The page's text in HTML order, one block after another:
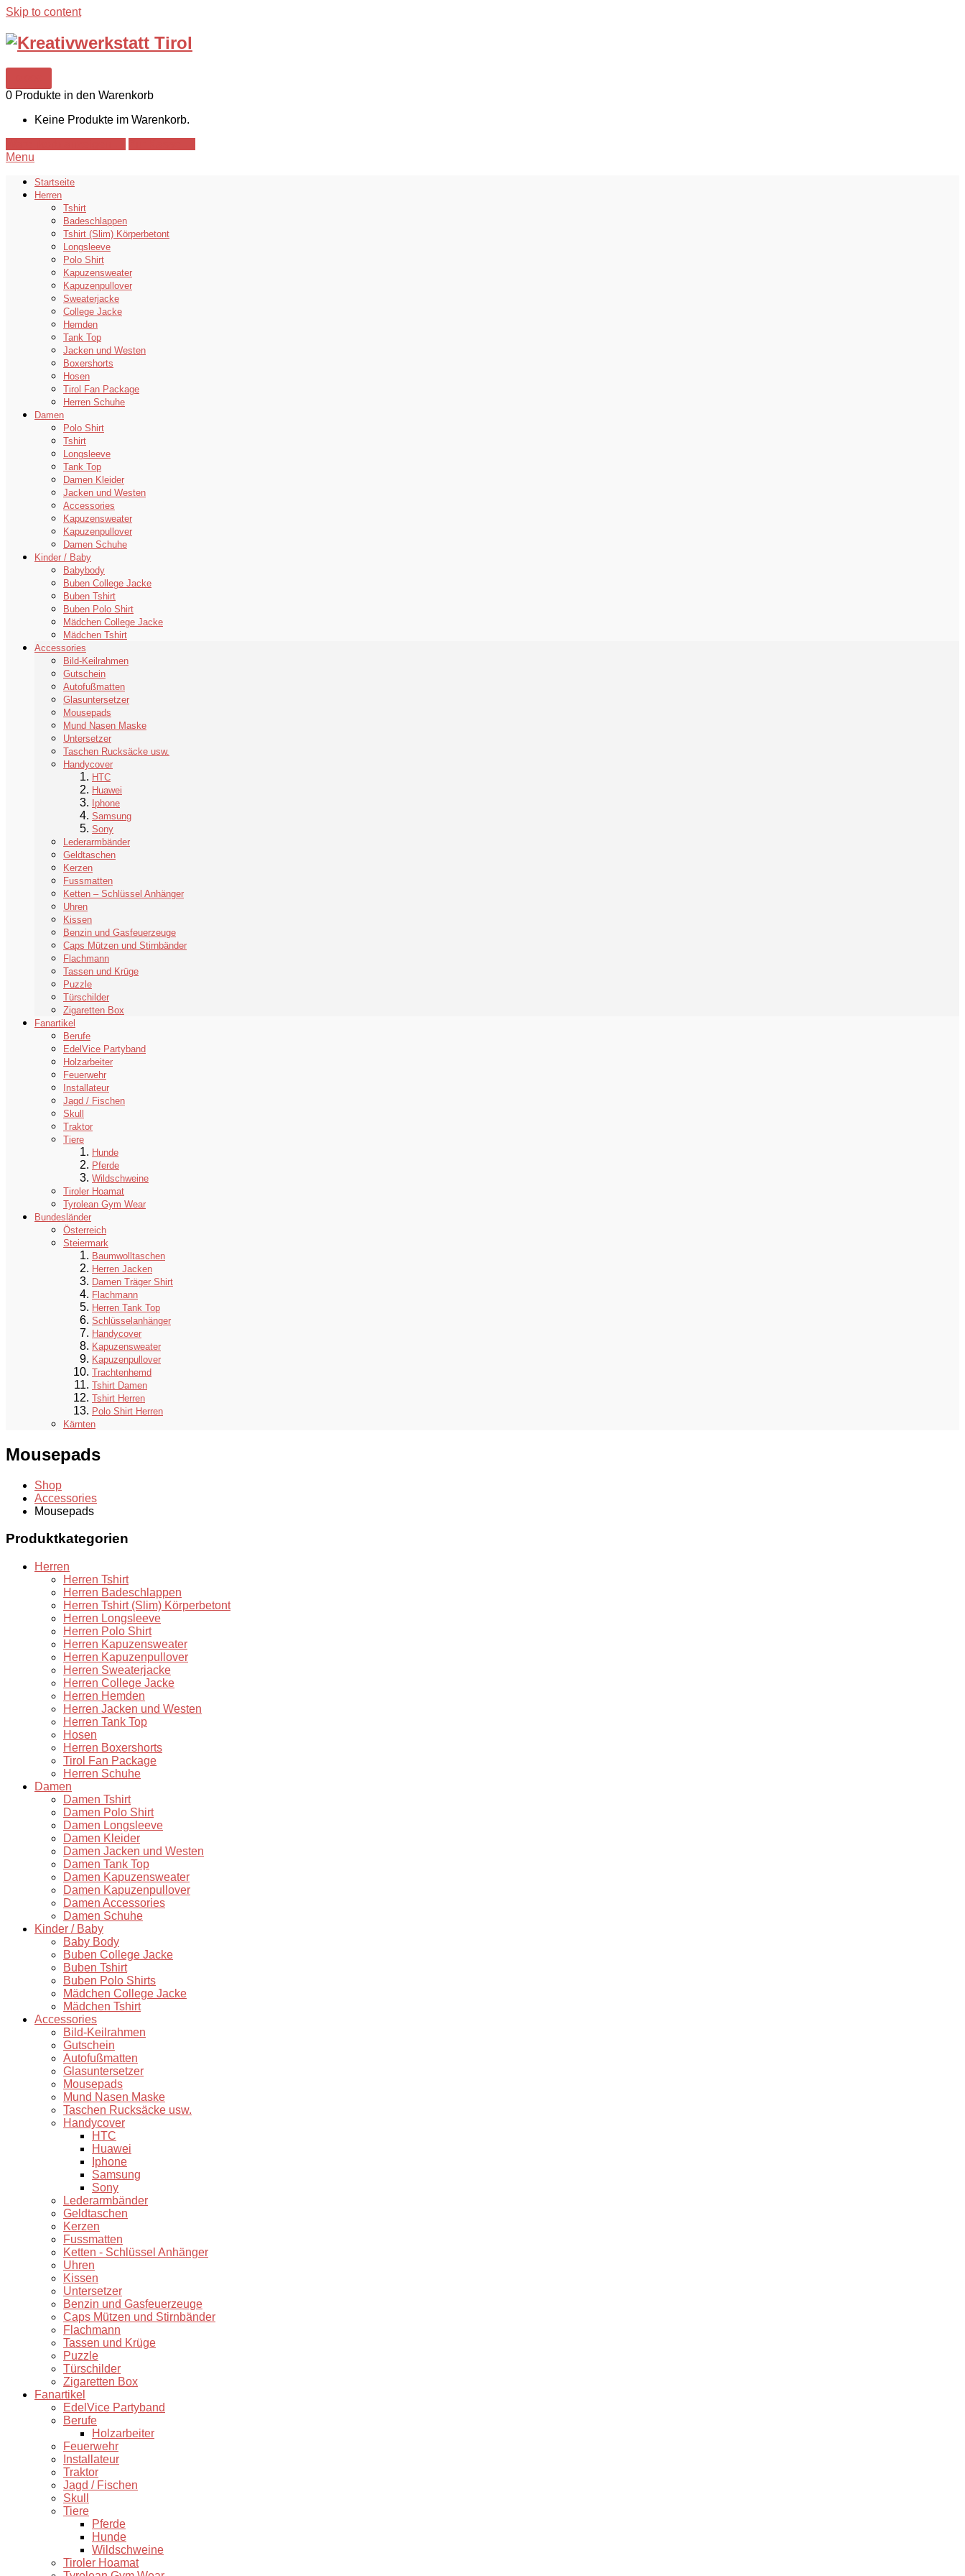
Skip to content
0 Produkte in den Warenkorb
Keine Produkte im Warenkorb.
Menu
Startseite
Herren
Tshirt
Badeschlappen
Tshirt (Slim) Körperbetont
Longsleeve
Polo Shirt
Kapuzensweater
Kapuzenpullover
Sweaterjacke
College Jacke
Hemden
Tank Top
Jacken und Westen
Boxershorts
Hosen
Tirol Fan Package
Herren Schuhe
Damen
Polo Shirt
Tshirt
Longsleeve
Tank Top
Damen Kleider
Jacken und Westen
Accessories
Kapuzensweater
Kapuzenpullover
Damen Schuhe
Kinder / Baby
Babybody
Buben College Jacke
Buben Tshirt
Buben Polo Shirt
Mädchen College Jacke
Mädchen Tshirt
Accessories
Bild-Keilrahmen
Gutschein
Autofußmatten
Glasuntersetzer
Mousepads
Mund Nasen Maske
Untersetzer
Taschen Rucksäcke usw.
Handycover
HTC
Huawei
Iphone
Samsung
Sony
Lederarmbänder
Geldtaschen
Kerzen
Fussmatten
Ketten – Schlüssel Anhänger
Uhren
Kissen
Benzin und Gasfeuerzeuge
Caps Mützen und Stirnbänder
Flachmann
Tassen und Krüge
Puzzle
Türschilder
Zigaretten Box
Fanartikel
Berufe
EdelVice Partyband
Holzarbeiter
Feuerwehr
Installateur
Jagd / Fischen
Skull
Traktor
Tiere
Hunde
Pferde
Wildschweine
Tiroler Hoamat
Tyrolean Gym Wear
Bundesländer
Österreich
Steiermark
Baumwolltaschen
Herren Jacken
Damen Träger Shirt
Flachmann
Herren Tank Top
Schlüsselanhänger
Handycover
Kapuzensweater
Kapuzenpullover
Trachtenhemd
Tshirt Damen
Tshirt Herren
Polo Shirt Herren
Kärnten
Mousepads
Shop
Accessories
Mousepads
Produktkategorien
Herren
Herren Tshirt
Herren Badeschlappen
Herren Tshirt (Slim) Körperbetont
Herren Longsleeve
Herren Polo Shirt
Herren Kapuzensweater
Herren Kapuzenpullover
Herren Sweaterjacke
Herren College Jacke
Herren Hemden
Herren Jacken und Westen
Herren Tank Top
Hosen
Herren Boxershorts
Tirol Fan Package
Herren Schuhe
Damen
Damen Tshirt
Damen Polo Shirt
Damen Longsleeve
Damen Kleider
Damen Jacken und Westen
Damen Tank Top
Damen Kapuzensweater
Damen Kapuzenpullover
Damen Accessories
Damen Schuhe
Kinder / Baby
Baby Body
Buben College Jacke
Buben Tshirt
Buben Polo Shirts
Mädchen College Jacke
Mädchen Tshirt
Accessories
Bild-Keilrahmen
Gutschein
Autofußmatten
Glasuntersetzer
Mousepads
Mund Nasen Maske
Taschen Rucksäcke usw.
Handycover
HTC
Huawei
Iphone
Samsung
Sony
Lederarmbänder
Geldtaschen
Kerzen
Fussmatten
Ketten - Schlüssel Anhänger
Uhren
Kissen
Untersetzer
Benzin und Gasfeuerzeuge
Caps Mützen und Stirnbänder
Flachmann
Tassen und Krüge
Puzzle
Türschilder
Zigaretten Box
Fanartikel
EdelVice Partyband
Berufe
Holzarbeiter
Feuerwehr
Installateur
Traktor
Jagd / Fischen
Skull
Tiere
Pferde
Hunde
Wildschweine
Tiroler Hoamat